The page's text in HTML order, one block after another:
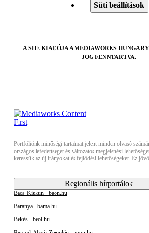
Süti beállítások
A SHE KIADÓJA A MEDIAWORKS
JOG FENNTARTVA.
Portfóliónk minőségi tartalmat jelent minden olvasó
országos lefedettséget és változatos megjelenési
keressük az új irányokat és fejlődési lehetőségeket. Ez
Regionális hírportálok
Bács-Kiskun - baon.hu
Baranya - bama.hu
Békés - beol.hu